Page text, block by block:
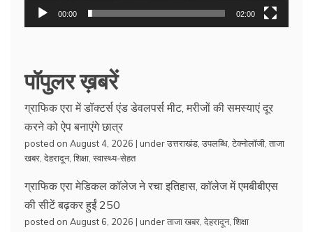
00:00 02:00
पॉपुलर ख़बरें
ग्राफिक एरा में डॉक्टर्स एंड डेवलपर्स मीट, मरीजों की समस्याएं दूर
करने को ऐप बनाएंगे छात्र
posted on August 4, 2026 | underउत्तराखंड उपलब्धि टेक्नोलॉजी ताजा
खबर देहरादून, शिक्षा स्वास्थ्य-सेहत
ग्राफिक एरा मेडिकल कॉलेज ने रचा इतिहास, कॉलेज में एमबीबीएस
की सीटें बढ़कर हुईं 250
posted on August 6, 2026 | underताजा खबर देहरादून, शिक्षा